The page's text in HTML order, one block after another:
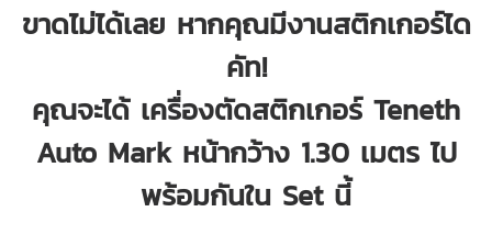
ขาดไม่ได้เลย หากคุณมีงานสติกเกอร์ได
คัท!
คุณจะได้ เครื่องตัดสติกเกอร์ Teneth
Auto Mark หน้ากว้าง 1.30 เมตร ไป
พร้อมกันใน Set นี้